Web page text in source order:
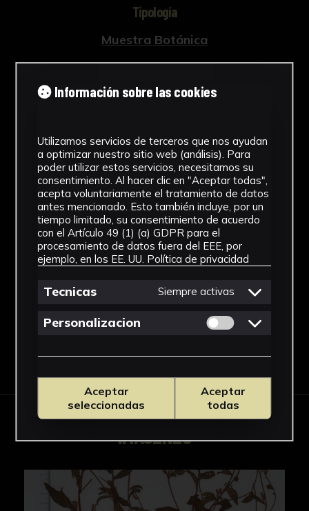
Tipología
Muestra Botánica
Cronología
SF
Fondo Herbario
Inscripciones
U-093
Género
Rudbeckia
Descargar Ficha
IMÁGENES
Información sobre las cookies
Utilizamos servicios de terceros que nos ayudan
a optimizar nuestro sitio web (análisis). Para
poder utilizar estos servicios, necesitamos su
consentimiento. Al hacer clic en "Aceptar todas",
acepta voluntariamente el tratamiento de datos
antes mencionado. Esto también incluye, por un
tiempo limitado, su consentimiento de acuerdo
con el Artículo 49 (1) (a) GDPR para el
procesamiento de datos fuera del EEE, por
ejemplo, en los EE. UU. Política de privacidad
Tecnicas Siempre activas
Personalizacion Permitir cookies
Aceptar
seleccionadas
Aceptar
todas